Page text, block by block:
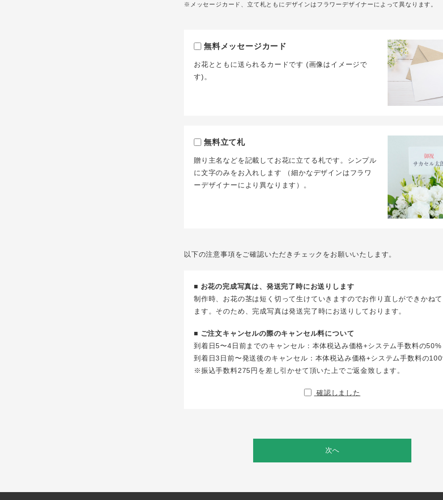
※メッセージカード、立て札ともにデザインはフラワーデザイナーによって異なります。
無料メッセージカード
お花とともに送られるカードです (画像はイメージで
す)。
無料立て札
贈り主名などを記載してお花に立てる札です。シンプル
に文字のみをお入れします （細かなデザインはフラワ
ーデザイナーにより異なります）。
以下の注意事項をご確認いただきチェックをお願いいたします。
■ お花の完成写真は、発送完了時にお送りします
制作時、お花の茎は短く切って生けていきますのでお作り直しができかね
ます。そのため、完成写真は発送完了時にお送りしております。
■ ご注文キャンセルの際のキャンセル料について
到着日5〜4日前までのキャンセル：本体税込み価格+システム手数料の50%
到着日3日前〜発送後のキャンセル：本体税込み価格+システム手数料の
※振込手数料275円を差し引かせて頂いた上でご返金致します。
確認しました
次へ